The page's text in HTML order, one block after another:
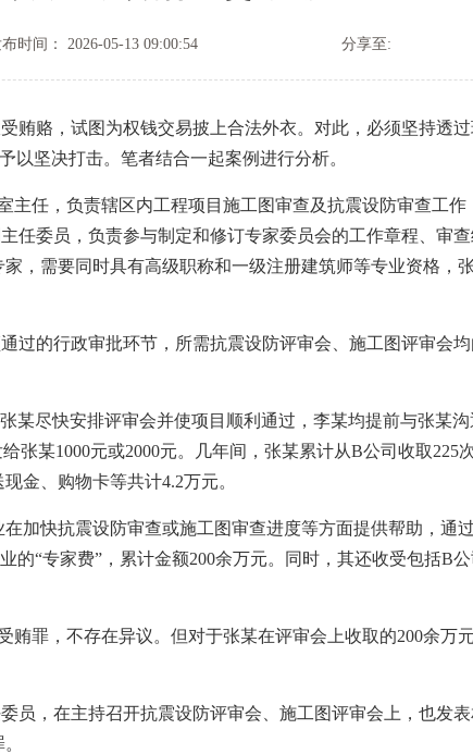
时间： 2026-05-13 09:00:54 分享至:
赂，试图为权钱交易披上合法外衣。对此，必须坚持透
以坚决打击。笔者结合一起案例进行分析。
，负责辖区内工程项目施工图审查及抗震设防审查工作
任委员，负责参与制定和修订专家委员会的工作章程、审
，需要同时具有高级职称和一级注册建筑师等专业资格，
的行政审批环节，所需抗震设防评审会、施工图评审会
尽快安排评审会并使项目顺利通过，李某均提前与张某
张某1000元或2000元。几年间，张某累计从B公司收取225
金、购物卡等共计4.2万元。
快抗震设防审查或施工图审查进度等方面提供帮助，通过
“专家费”，累计金额200余万元。同时，其还收受包括B
，不存在异议。但对于张某在评审会上收取的200余万
，在主持召开抗震设防评审会、施工图评审会上，也发